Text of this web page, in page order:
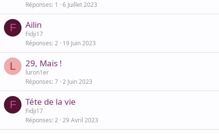
Réponses 1 6 Juillet 2023
F Ailin
Fidji17
Réponses 2 19 Juin 2023
L 29, Mais !
luron1er
Réponses 7 2 Juin 2023
F Téte de la vie
Fidji17
Réponses 2 29 Avril 2023